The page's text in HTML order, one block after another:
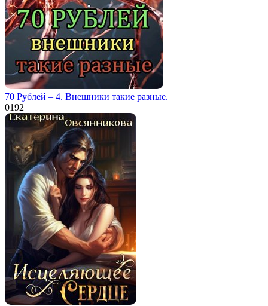
70 Рублей – 4. Внешники такие разные.
0192